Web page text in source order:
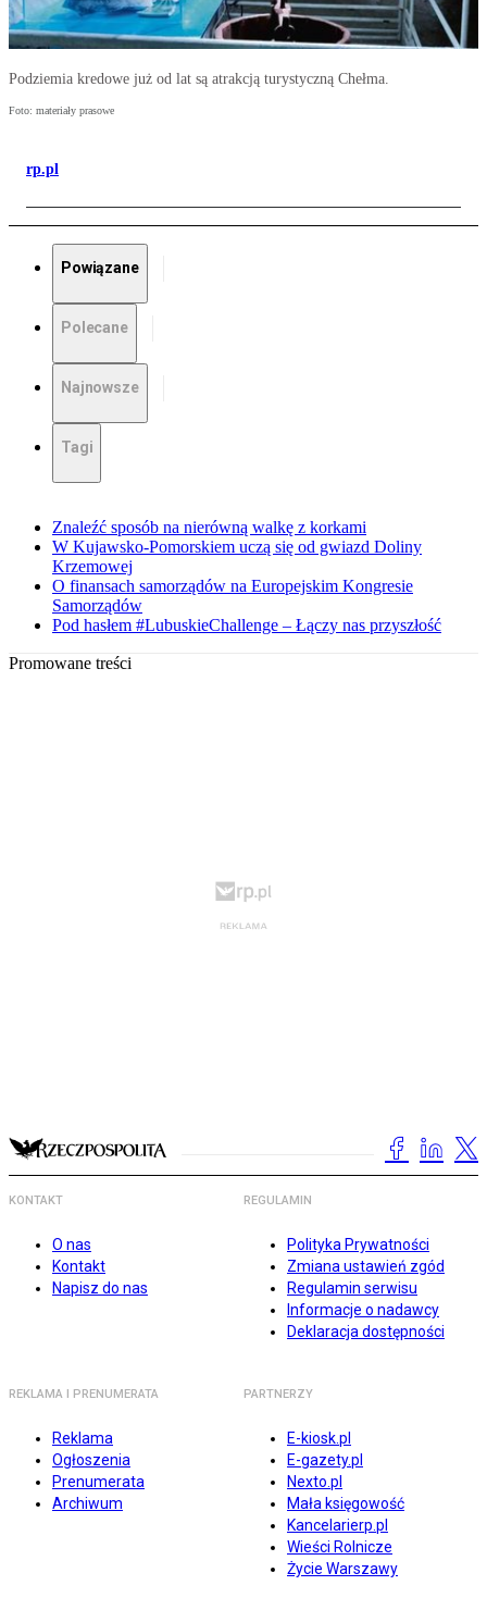
Podziemia kredowe już od lat są atrakcją turystyczną Chełma.
Foto: materiały prasowe
rp.pl
Powiązane
Polecane
Najnowsze
Tagi
Znaleźć sposób na nierówną walkę z korkami
W Kujawsko-Pomorskiem uczą się od gwiazd Doliny
Krzemowej
O finansach samorządów na Europejskim Kongresie
Samorządów
Pod hasłem #LubuskieChallenge – Łączy nas przyszłość
Promowane treści
KONTAKT
O nas
Kontakt
Napisz do nas
REGULAMIN
Polityka Prywatności
Zmiana ustawień zgód
Regulamin serwisu
Informacje o nadawcy
Deklaracja dostępności
REKLAMA I PRENUMERATA
Reklama
Ogłoszenia
Prenumerata
Archiwum
PARTNERZY
E-kiosk.pl
E-gazety.pl
Nexto.pl
Mała księgowość
Kancelarierp.pl
Wieści Rolnicze
Życie Warszawy